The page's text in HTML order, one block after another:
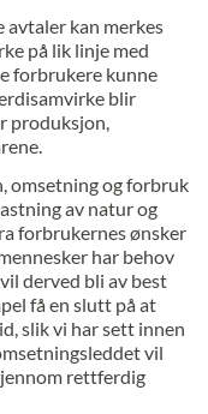
kan merkes
på lik linje med
forbrukere kunne
blir
produksjon,
omsetning og forbruk
av natur og
forbrukernes ønsker
har behov
derved bli av best
få en slutt på at
slik vi har sett innen
vil
rettferdig